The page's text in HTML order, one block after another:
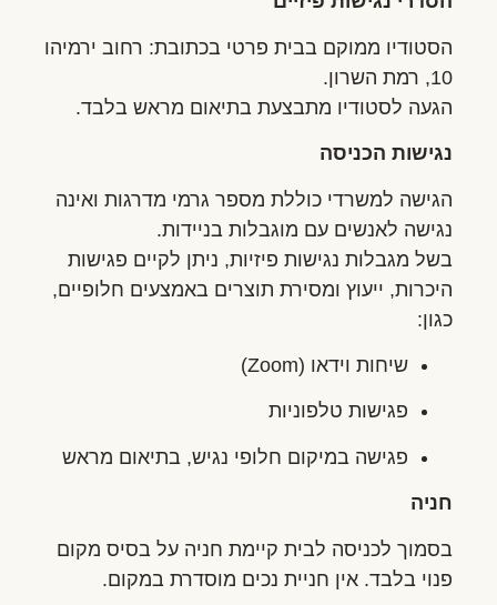
הסטודיו ממוקם בבית פרטי בכתובת: רחוב ירמיהו
10, רמת השרון.
הגעה לסטודיו מתבצעת בתיאום מראש בלבד.
נגישות הכניסה
הגישה למשרדי כוללת מספר גרמי מדרגות ואינה
נגישה לאנשים עם מוגבלות בניידות.
בשל מגבלות נגישות פיזיות, ניתן לקיים פגישות
היכרות, ייעוץ ומסירת תוצרים באמצעים חלופיים,
כגון:
שיחות וידאו (Zoom)
פגישות טלפוניות
פגישה במיקום חלופי נגיש, בתיאום מראש
חניה
בסמוך לכניסה לבית קיימת חניה על בסיס מקום
פנוי בלבד. אין חניית נכים מוסדרת במקום.